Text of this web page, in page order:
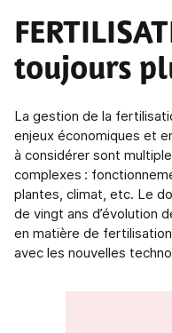
toujours
La gestion de la
enjeux économiques et
à considérer sont
complexes :
plantes, climat, etc. Le
de vingt ans d’évolution
en matière de
avec les nouvelles